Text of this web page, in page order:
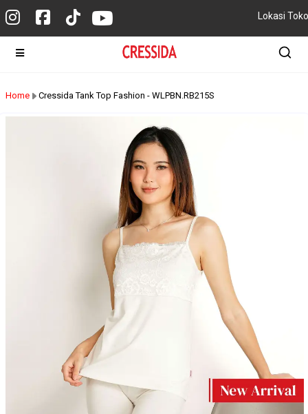
Lokasi Toko
Home Cressida Tank Top Fashion - WLPBN.RB215S